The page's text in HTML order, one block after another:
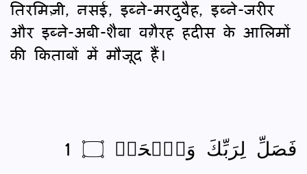
فَصَلِّ لِرَبِّكَ وَٱنۡحَرۡ ۝ 1